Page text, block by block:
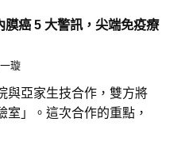
癌 5 大警訊，尖端免疫療
璇
與亞家生技合作，雙方將
」。這次合作的重點，